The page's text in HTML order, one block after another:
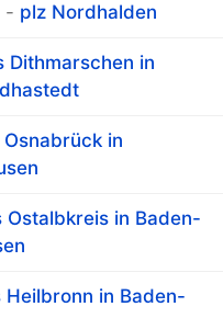
- plz Nordhalden
Dithmarschen in
Osnabrück in
Ostalbkreis in Baden-
Heilbronn in Baden-